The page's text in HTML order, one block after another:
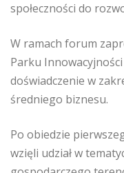
społeczności do
W ramach forum
Parku
doświadczenie w
średniego biznesu.
Po obiedzie
wzięli udział w